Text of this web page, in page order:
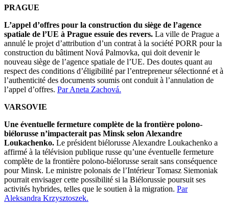
PRAGUE
L’appel d’offres pour la construction du siège de l’agence
spatiale de l’UE à Prague essuie des revers. La ville de Prague a
annulé le projet d’attribution d’un contrat à la société PORR pour la
construction du bâtiment Nová Palmovka, qui doit devenir le
nouveau siège de l’agence spatiale de l’UE. Des doutes quant au
respect des conditions d’éligibilité par l’entrepreneur sélectionné et à
l’authenticité des documents soumis ont conduit à l’annulation de
l’appel d’offres. Par Aneta Zachová.
VARSOVIE
Une éventuelle fermeture complète de la frontière polono-
biélorusse n’impacterait pas Minsk selon Alexandre
Loukachenko. Le président biélorusse Alexandre Loukachenko a
affirmé à la télévision publique russe qu’une éventuelle fermeture
complète de la frontière polono-biélorusse serait sans conséquence
pour Minsk. Le ministre polonais de l’Intérieur Tomasz Siemoniak
pourrait envisager cette possibilité si la Biélorussie poursuit ses
activités hybrides, telles que le soutien à la migration. Par
Aleksandra Krzysztoszek.